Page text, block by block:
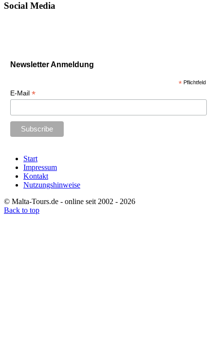
Social Media
Newsletter Anmeldung
* Pflichtfeld
E-Mail *
Start
Impressum
Kontakt
Nutzungshinweise
© Malta-Tours.de - online seit 2002 - 2026
Back to top